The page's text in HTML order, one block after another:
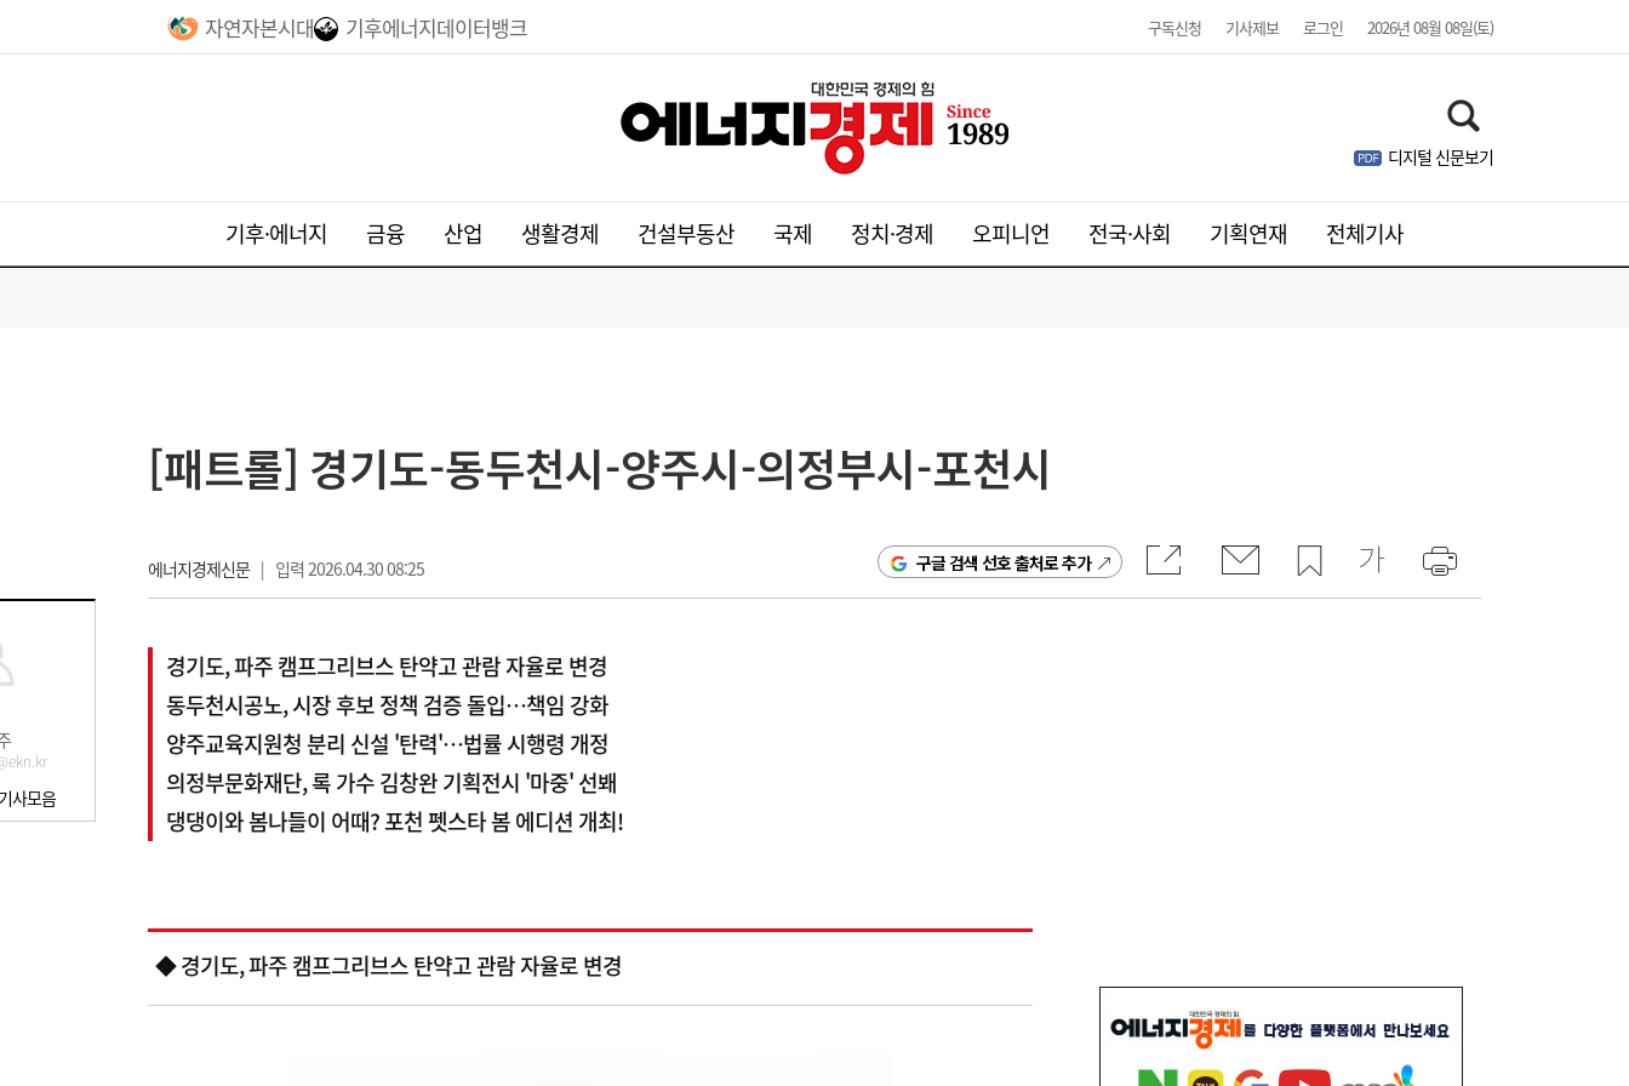
자연자본시대 기후에너지데이터뱅크 구독신청 기사제보 로그인 2026년 08월 08일(토)
디지털 신문보기
기후·에너지 금융 산업 생활경제 건설부동산 국제 정치·경제 오피니언 전국·사회 기획연재 전체기사
사모음
[패트롤] 경기도-동두천시-양주시-의정부시-포천시
에너지경제신문| 입력 2026.04.30 08:25 구글 검색 선호 출처로 추가
경기도, 파주 캠프그리브스 탄약고 관람 자율로 변경
동두천시공노, 시장 후보 정책 검증 돌입…책임 강화
양주교육지원청 분리 신설 '탄력'…법률 시행령 개정
의정부문화재단, 록 가수 김창완 기획전시 '마중' 선봬
댕댕이와 봄나들이 어때? 포천 펫스타 봄 에디션 개최!
◆ 경기도, 파주 캠프그리브스 탄약고 관람 자율로 변경